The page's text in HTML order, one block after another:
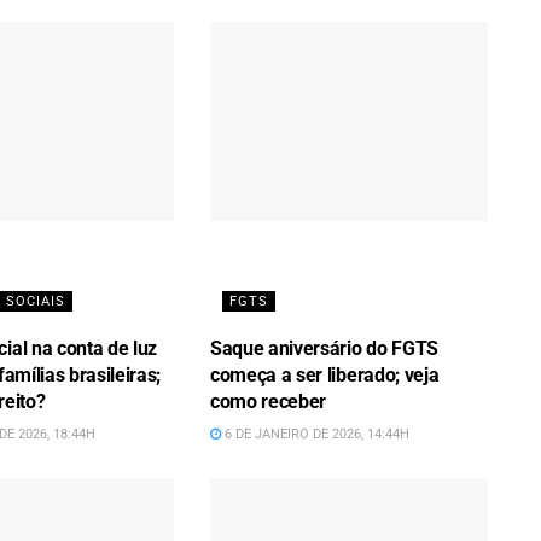
SOCIAIS
na conta de luz
brasileiras;
2026, 18:44H
FGTS
Saque aniversário do FGTS
começa a ser liberado; veja
como receber
6 DE JANEIRO DE 2026, 14:44H